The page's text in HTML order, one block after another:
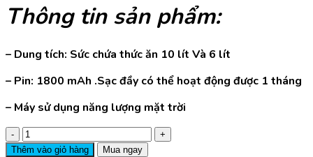
là:
2.500.000₫.
tại
là:
Thông tin sản phẩm:
– Dung tích: Sức chứa thức ăn 10 lít Và 6 lít
– Pin: 1800 mAh .Sạc đầy có thể hoạt động được 1 tháng
– Máy sử dụng năng lượng mặt trời
Máy
Cho
Thêm vào giỏ hàng Mua ngay